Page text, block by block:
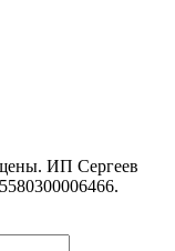
ИП Сергеев